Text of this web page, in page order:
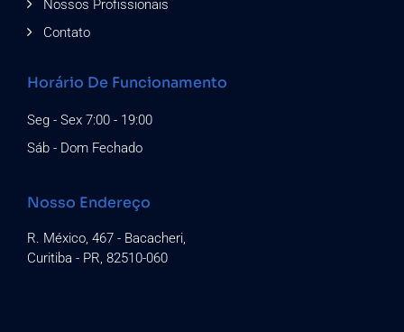
Nossos Profissionais
Contato
Horário De Funcionamento
Seg - Sex 7:00 - 19:00
Sáb - Dom Fechado
Nosso Endereço
R. México, 467 - Bacacheri,
Curitiba - PR, 82510-060